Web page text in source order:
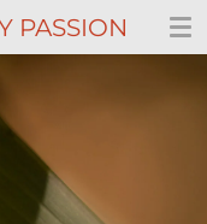
PASSION